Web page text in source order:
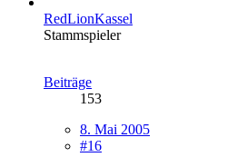
RedLionKassel
Stammspieler
Beiträge
153
8. Mai 2005
#16